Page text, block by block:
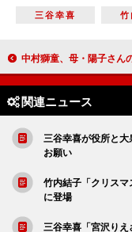
三谷幸喜 竹
中村獅童、母・陽子さんの葬儀で号泣 「お母さん…本当に
関連ニュース
三谷幸喜が役所と
お願い
竹内結子「クリス
に登場
三谷幸喜「宮沢り